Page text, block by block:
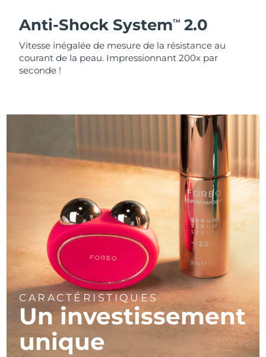
Anti-Shock SystemTM 2.0
Vitesse inégalée de mesure de la résistance au
courant de la peau. Impressionnant 200x par
seconde !
CARACTÉRISTIQUES
Un investissement
unique